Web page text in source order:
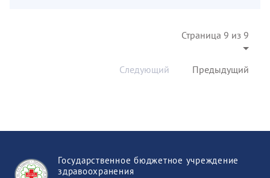
Страница 9 из 9
Предыдущий
Следующий
Государственное бюджетное учреждение
здравоохранения